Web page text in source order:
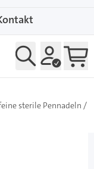
sterile Pennadeln /